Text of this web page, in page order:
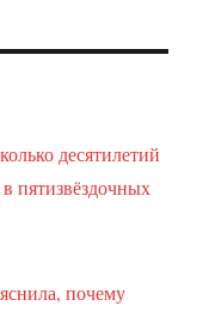
десятилетий
пятизвёздочных
почему